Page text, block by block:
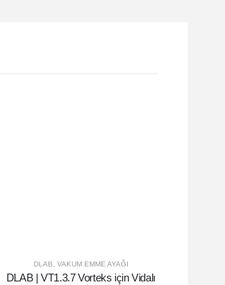
DLAB, VAKUM EMME AYAĞI
DLAB | VT1.3.7 Vorteks için Vidalı